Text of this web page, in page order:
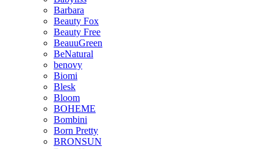
Barbara
Beauty Fox
Beauty Free
BeauuGreen
BeNatural
benovy
Biomi
Blesk
Bloom
BOHEME
Bombini
Born Pretty
BRONSUN